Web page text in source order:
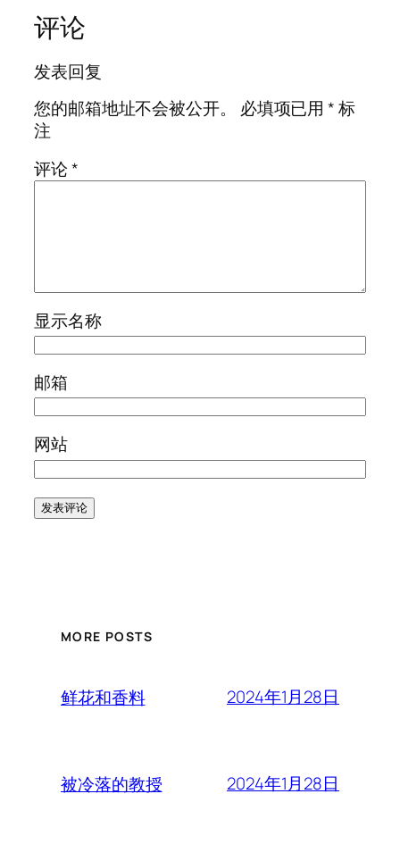
评论
发表回复
您的邮箱地址不会被公开。
必填项已用*标
注
评论*
显示名称
邮箱
网站
MORE POSTS
鲜花和香料 2024年1月28日
被冷落的教授 2024年1月28日